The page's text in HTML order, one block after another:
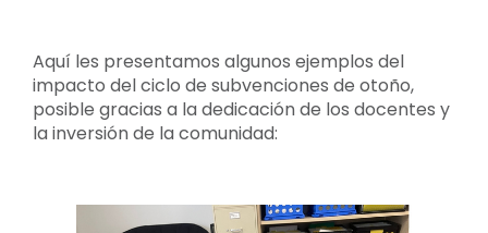
Aquí les presentamos algunos ejemplos del
impacto del ciclo de subvenciones de otoño,
posible gracias a la dedicación de los docentes y
la inversión de la comunidad: